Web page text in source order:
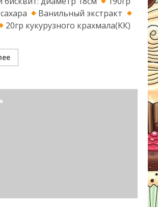
Ванильный экстракт
20гр кукурузного крахмала(КК)